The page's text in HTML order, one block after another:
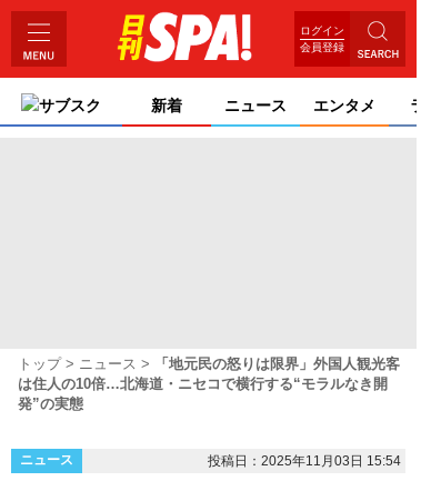
ログイン
会員登録
サブスク 新着 ニュース エンタメ
トップ ニュース
「地元民の怒りは限界」外国人観光客
は住人の10倍…北海道・ニセコで横行する“モラルなき開
発”の実態
ニュース 投稿日：2025年11月03日 15:54